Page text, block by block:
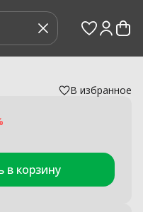
В избранное
в корзину